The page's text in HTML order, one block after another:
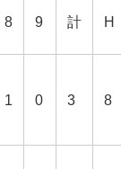
8 9 計 H
1 0 3 8